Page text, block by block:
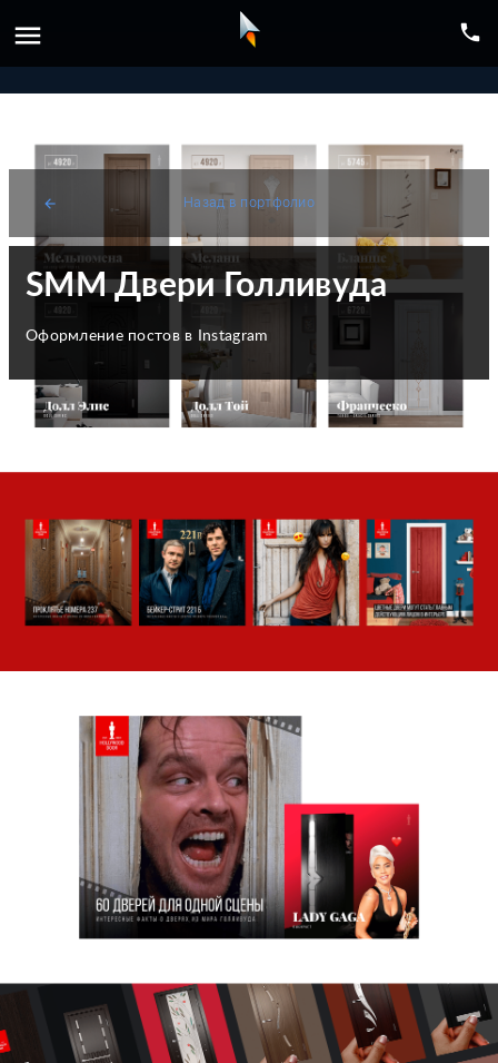
menu phone
arrow_back Назад в портфолио
SMM Двери Голливуда
Оформление постов в Instagram